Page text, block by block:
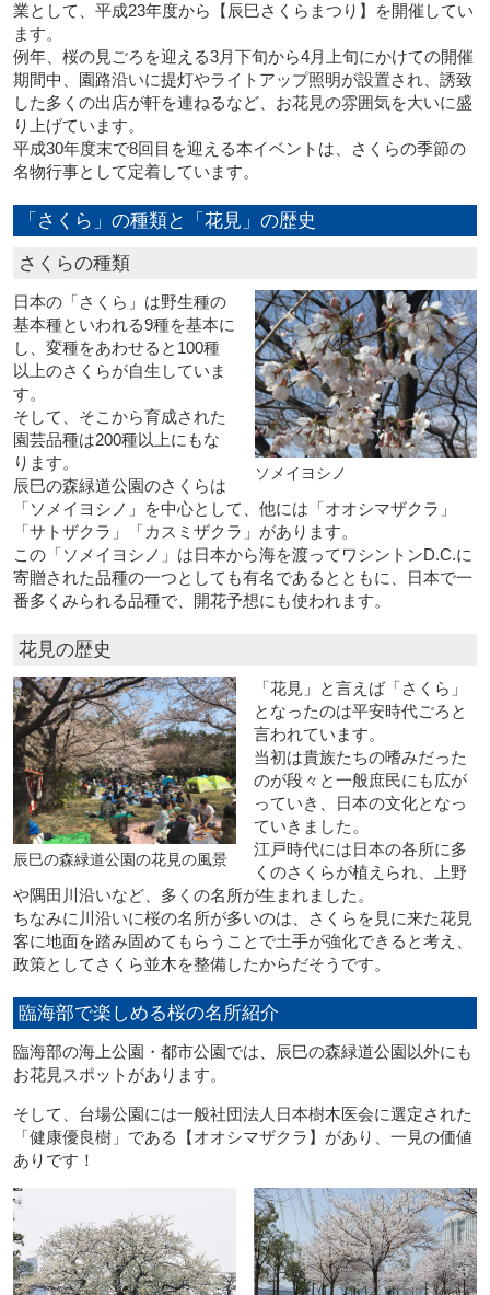
業として、平成23年度から【辰巳さくらまつり】を開催してい
ます。
例年、桜の見ごろを迎える3月下旬から4月上旬にかけての開催
期間中、園路沿いに提灯やライトアップ照明が設置され、誘致
した多くの出店が軒を連ねるなど、お花見の雰囲気を大いに盛
り上げています。
平成30年度末で8回目を迎える本イベントは、さくらの季節の
名物行事として定着しています。
「さくら」の種類と「花見」の歴史
さくらの種類
ソメイヨシノ
日本の「さくら」は野生種の
基本種といわれる9種を基本に
し、変種をあわせると100種
以上のさくらが自生していま
す。
そして、そこから育成された
園芸品種は200種以上にもな
ります。
辰巳の森緑道公園のさくらは
「ソメイヨシノ」を中心として、他には「オオシマザクラ」
「サトザクラ」「カスミザクラ」があります。
この「ソメイヨシノ」は日本から海を渡ってワシントンD.C.に
寄贈された品種の一つとしても有名であるとともに、日本で一
番多くみられる品種で、開花予想にも使われます。
花見の歴史
辰巳の森緑道公園の花見の風景
「花見」と言えば「さくら」
となったのは平安時代ごろと
言われています。
当初は貴族たちの嗜みだった
のが段々と一般庶民にも広が
っていき、日本の文化となっ
ていきました。
江戸時代には日本の各所に多
くのさくらが植えられ、上野
や隅田川沿いなど、多くの名所が生まれました。
ちなみに川沿いに桜の名所が多いのは、さくらを見に来た花見
客に地面を踏み固めてもらうことで土手が強化できると考え、
政策としてさくら並木を整備したからだそうです。
臨海部で楽しめる桜の名所紹介
臨海部の海上公園・都市公園では、辰巳の森緑道公園以外にも
お花見スポットがあります。
そして、台場公園には一般社団法人日本樹木医会に選定された
「健康優良樹」である【オオシマザクラ】があり、一見の価値
ありです！